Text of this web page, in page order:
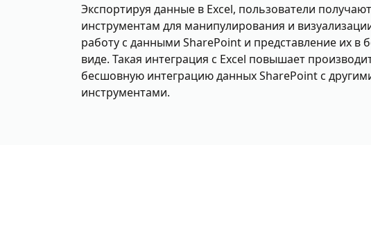
Экспортируя данные в Excel, пользователи
инструментам для манипулирования и
работу с данными SharePoint и представление их в
виде. Такая интеграция с Excel повышает
бесшовную интеграцию данных SharePoint с
инструментами.